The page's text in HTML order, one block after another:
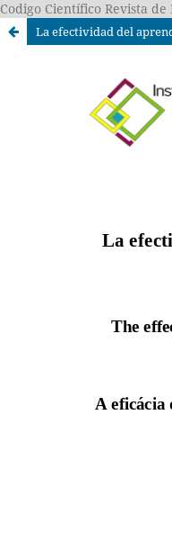
Codigo Científico Revista